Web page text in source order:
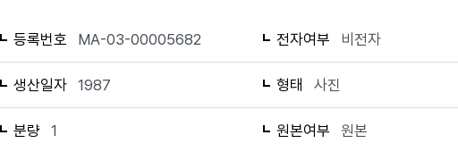
등록번호 MA-03-00005682 전자여부 비전자
생산일자 1987 형태 사진
분량 1 원본여부 원본